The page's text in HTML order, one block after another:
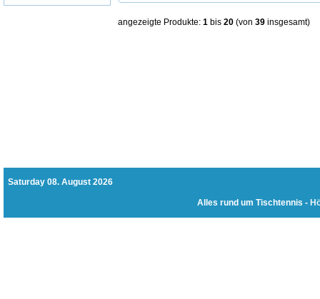
angezeigte Produkte: 1 bis 20 (von 39 insgesamt)
Saturday 08. August 2026
Alles rund um Tischtennis -